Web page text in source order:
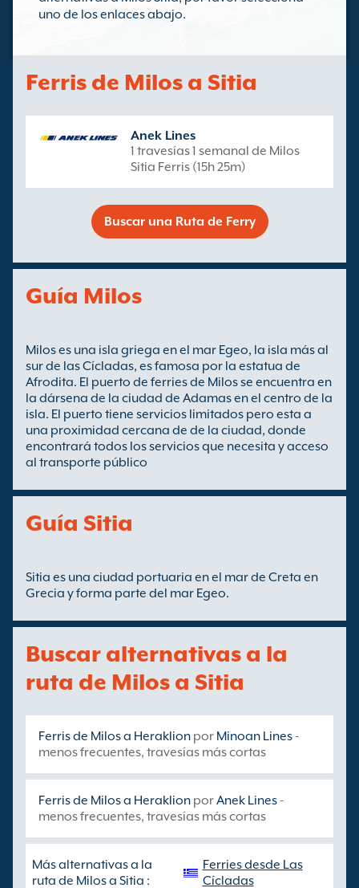
uno de los enlaces abajo.
Ferris de Milos a Sitia
Anek Lines
1 travesías 1 semanal de Milos
Sitia Ferris (15h 25m)
Buscar una Ruta de Ferry
Guía Milos
Milos es una isla griega en el mar Egeo, la isla más al
sur de las Cícladas, es famosa por la estatua de
Afrodita. El puerto de ferries de Milos se encuentra en
la dársena de la ciudad de Adamas en el centro de la
isla. El puerto tiene servicios limitados pero esta a
una proximidad cercana de de la ciudad, donde
encontrará todos los servicios que necesita y acceso
al transporte público
Guía Sitia
Sitia es una ciudad portuaria en el mar de Creta en
Grecia y forma parte del mar Egeo.
Buscar alternativas a la
ruta de Milos a Sitia
Ferris de Milos a Heraklion por Minoan Lines-
menos frecuentes, travesías más cortas
Ferris de Milos a Heraklion porAnek Lines-
menos frecuentes, travesías más cortas
Más alternativas a la
ruta de Milos a Sitia :
Ferries desde Las
Cícladas